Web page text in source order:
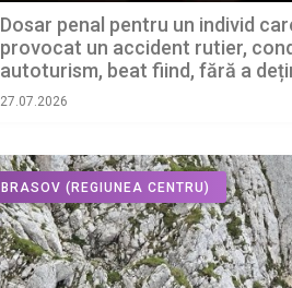
Dosar penal pentru un individ
provocat un accident rutier,
autoturism, beat fiind, fără a
de conducere
27.07.2026
BRASOV (REGIUNEA CENTRU)